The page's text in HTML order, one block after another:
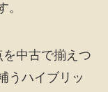
。
中古で揃えつ
うハイブリッ